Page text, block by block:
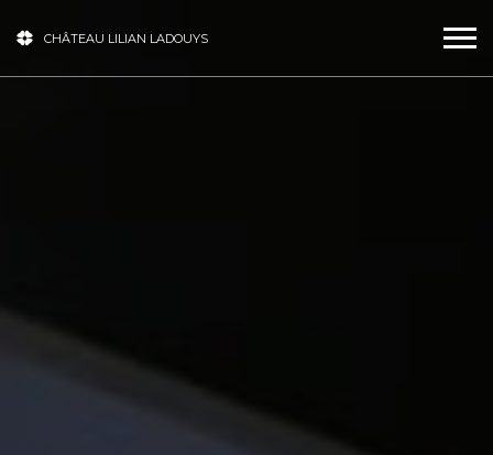
CHÂTEAU LILIAN LADOUYS